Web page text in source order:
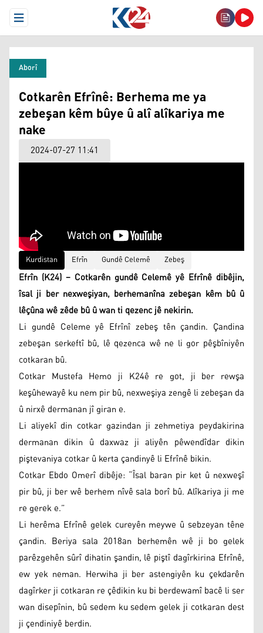
Open Menu
Aborî
Cotkarên Efrînê: Berhema me ya
zebeşan kêm bûye û alî alîkariya me
nake
2024-07-27 11:41
Kurdistan Efrîn Gundê Celemê Zebeş
Efrîn (K24) – Cotkarên gundê Celemê yê Efrînê dibêjin,
îsal ji ber nexweşiyan, berhemanîna zebeşan kêm bû û
lêçûna wê zêde bû û wan ti qezenc jê nekirin.
Li gundê Celeme yê Efrînî zebeş tên çandin. Çandina
zebeşan serkeftî bû, lê qezenca wê ne li gor pêşbîniyên
cotkaran bû.
Cotkar Mustefa Hemo ji K24ê re got, ji ber rewşa
keşûhewayê ku nem pir bû, nexweşiya zengê li zebeşan da
û nirxê dermanan jî giran e.
Li aliyekî din cotkar gazindan ji zehmetiya peydakirina
dermanan dikin û daxwaz ji aliyên pêwendîdar dikin
piştevaniya cotkar û kerta çandinyê li Efrînê bikin.
Cotkar Ebdo Omerî dibêje: “Îsal baran pir ket û nexweşî
pir bû, ji ber wê berhem nîvê sala borî bû. Alîkariya ji me
re gerek e.”
Li herêma Efrînê gelek cureyên meywe û sebzeyan têne
çandin. Beriya sala 2018an berhemên wê ji bo gelek
parêzgehên sûrî dihatin şandin, lê piştî dagîrkirina Efrînê,
ew yek neman. Herwiha ji ber astengiyên ku çekdarên
dagîrker ji cotkaran re çêdikin ku bi berdewamî bacê li ser
wan disepînin, bû sedem ku sedem gelek ji cotkaran dest
ji çendiniyê berdin.